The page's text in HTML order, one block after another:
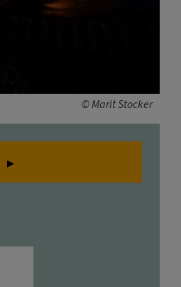
© Marit Stocker